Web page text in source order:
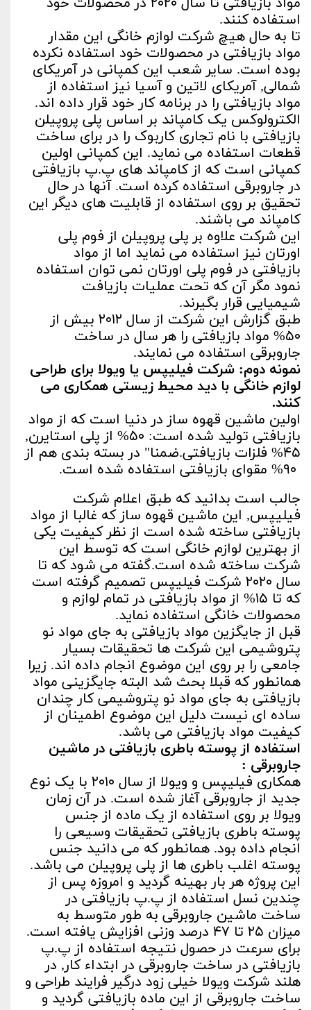
استفاده کنند.
تا به حال هیچ شرکت لوازم خانگی این مقدار
مواد بازیافتی در محصولات خود استفاده نکرده
بوده است. سایر شعب این کمپانی در آمریکای
شمالی, آمریکای لاتین و آسیا نیز استفاده از
مواد بازیافتی را در برنامه کار خود قرار داده اند.
الکترولوکس یک کامپاند بر اساس پلی پروپیلن
بازیافتی با نام تجاری کاربوک را در برای ساخت
قطعات استفاده می نماید. این کمپانی اولین
کمپانی است که از کامپاند های پ.پ بازیافتی
در جاروبرقی استفاده کرده است. آنها در حال
تحقیق بر روی استفاده از قابلیت های دیگر این
کامپاند می باشند.
این شرکت علاوه بر پلی پروپیلن از فوم پلی
اورتان نیز استفاده می نماید اما از مواد
بازیافتی در فوم پلی اورتان نمی توان استفاده
نمود مگر آن که تحت عملیات بازیافت
شیمیایی قرار بگیرند.
طبق گزارش این شرکت از سال ۲۰۱۲ بیش از
۵۰% مواد بازیافتی را هر سال در ساخت
جاروبرقی استفاده می نمایند.
نمونه دوم: شرکت فیلیپس یا ویولا برای طراحی
لوازم خانگی با دید محیط زیستی همکاری می
کنند.
اولین ماشین قهوه ساز در دنیا است که از مواد
بازیافتی تولید شده است: ۵۰% از پلی استایرن,
۴۵% فلزات بازیافتی.ضمنا" در بسته بندی هم از
جالب است بدانید که طبق اعلام شرکت
فیلیپس, این ماشین قهوه ساز که غالبا از مواد
بازیافتی ساخته شده است از نظر کیفیت یکی
از بهترین لوازم خانگی است که توسط این
شرکت ساخته شده است.گفته می شود که تا
سال ۲۰۲۰ شرکت فیلیپس تصمیم گرفته است
که تا ۱۵% از مواد بازیافتی در تمام لوازم و
محصولات خانگی استفاده نماید.
قبل از جایگزین مواد بازیافتی به جای مواد نو
پتروشیمی این شرکت ها تحقیقات بسیار
جامعی را بر روی این موضوع انجام داده اند. زیرا
همانطور که قبلا بحث شد البته جایگزینی مواد
بازیافتی به جای مواد نو پتروشیمی کار چندان
ساده ای نیست دلیل این موضوع اطمینان از
کیفیت مواد بازیافتی می باشد.
استفاده از پوسته باطری بازیافتی در ماشین
جاروبرقی :
همکاری فیلیپس و ویولا از سال ۲۰۱۰ با یک نوع
جدید از جاروبرقی آغاز شده است. در آن زمان
ویولا بر روی استفاده از یک ماده از جنس
پوسته باطری بازیافتی تحقیقات وسیعی را
انجام داده بود. همانطور که می دانید جنس
پوسته اغلب باطری ها از پلی پروپیلن می باشد.
این پروژه هر بار بهینه گردید و امروزه پس از
چندین نسل استفاده از پ.پ بازیافتی در
ساخت ماشین جاروبرقی به طور متوسط به
میزان ۲۵ تا ۴۷ درصد وزنی افزایش یافته است.
برای سرعت در حصول نتیجه استفاده از پ.پ
بازیافتی در ساخت جاروبرقی در ابتداء کار, در
هلند شرکت ویولا خیلی زود درگیر فرایند طراحی و
ساخت جاروبرقی از این ماده بازیافتی گردید و